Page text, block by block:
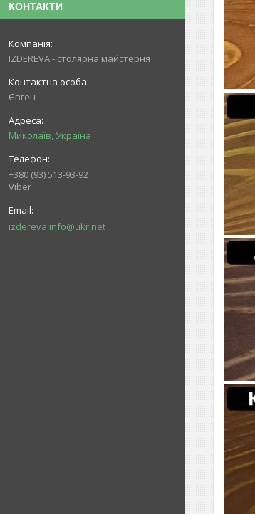
КОНТАКТИ
IZDEREVA - столярна майстерня
Євген
Миколаїв, Україна
+380 (93) 513-93-92
Viber
izdereva.info@ukr.net